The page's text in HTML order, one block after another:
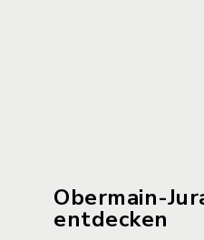
Obermain-
entdecken